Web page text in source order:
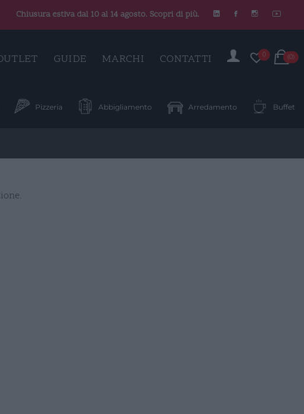
Chiusura estiva dal 10 al 14 agosto. Scopri di più.
GUIDE MARCHI CONTATTI 0 (0)
Pizzeria Abbigliamento Arredamento Buffet